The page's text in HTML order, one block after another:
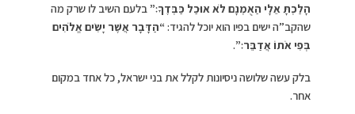
הָלַכְתָּ אֵלָי הַאֻמְנָם לֹא אוּכַל כַּבְּדֶךָ׃”בלעם השיב לו שרק מה
שהקב”ה ישים בפיו הוא יוכל להגיד:“הַדָּבָר אֲשֶׁר יָשִׂים אֱלֹהִים
בְּפִי אֹתוֹ אֲדַבֵּר׃”.
בלק עשה שלושה ניסיונות לקלל את בני ישראל, כל אחד במקום
אחר.